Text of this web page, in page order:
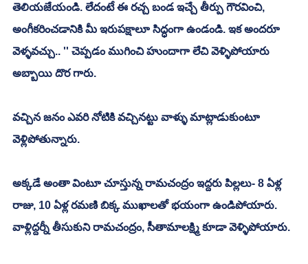
తెలియజేయండి. లేదంటే ఈ రచ్చ బండ ఇచ్చే తీర్పు గౌరవించి,
అంగీకరించడానికి మీ ఇరుపక్షాలూ సిద్ధంగా ఉండండి. ఇక అందరూ
వెళ్ళవచ్చు.. '' చెప్పడం ముగించి హుందాగా లేచి వెళ్ళిపోయారు
అబ్బాయి దొర గారు.
వచ్చిన జనం ఎవరి నోటికి వచ్చినట్టు వాళ్ళు మాట్లాడుకుంటూ
వెళ్లిపోతున్నారు.
అక్కడే అంతా వింటూ చూస్తున్న రామచంద్రం ఇద్దరు పిల్లలు- 8 ఏళ్ల
రాజు, 10 ఏళ్ల రమణి బిక్క ముఖాలతో భయంగా ఉండిపోయారు.
వాళ్లిద్దర్నీ తీసుకుని రామచంద్రం, సీతామాలక్ష్మి కూడా వెళ్ళిపోయారు.